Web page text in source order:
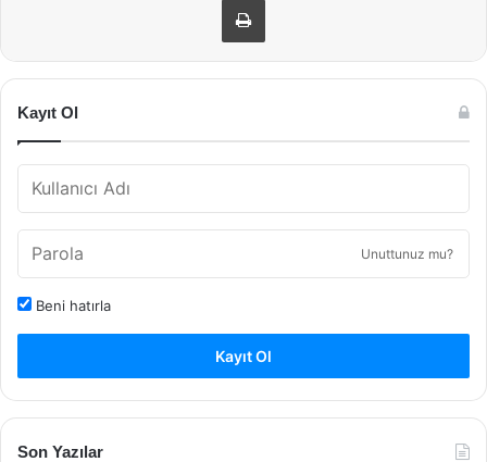
Kayıt Ol
Unuttunuz mu?
Beni hatırla
Kayıt Ol
Son Yazılar